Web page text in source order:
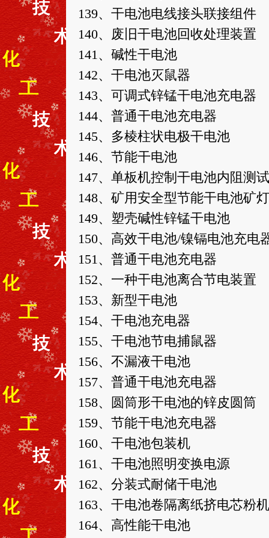
139、干电池电线接头联接组件
140、废旧干电池回收处理装置
141、碱性干电池
142、干电池灭鼠器
143、可调式锌锰干电池充电器
144、普通干电池充电器
145、多棱柱状电极干电池
146、节能干电池
147、单板机控制干电池内阻测
148、矿用安全型节能干电池矿灯
149、塑壳碱性锌锰干电池
150、高效干电池/镍镉电池充电
151、普通干电池充电器
152、一种干电池离合节电装置
153、新型干电池
154、干电池充电器
155、干电池节电捕鼠器
156、不漏液干电池
157、普通干电池充电器
158、圆筒形干电池的锌皮圆筒
159、节能干电池充电器
160、干电池包装机
161、干电池照明变换电源
162、分装式耐储干电池
163、干电池卷隔离纸挤电芯粉机
164、高性能干电池